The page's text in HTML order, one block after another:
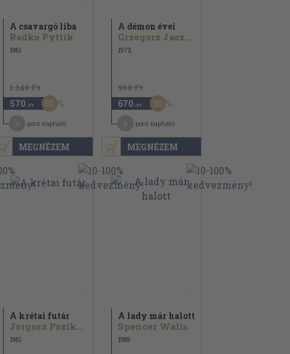
MEGNÉZEM
A csavargó liba
Radko Pytlík
1981
1.140 Ft
570 ,-Ft 50
pont kapható
MEGNÉZEM
A démon évei
Grzegorz Jaszunski
1972
960 Ft
670 ,-Ft 30
pont kapható
A krétai futár
Jorgosz Pszikhundakisz
1981
A lady már halott
Spencer Walls
1989